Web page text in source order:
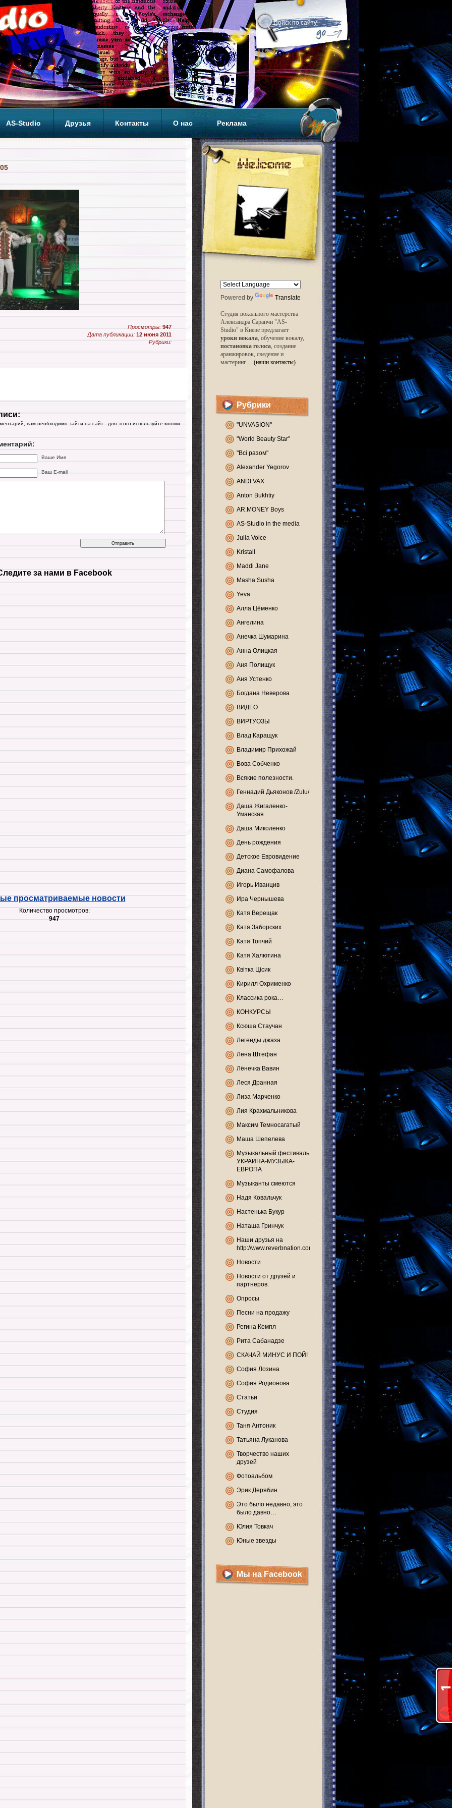
AS-Studio Друзья Контакты О нас Реклама
Просмотры: 947
Дата публикации: 12 июня 2011
Рубрики:
вам необходимо зайти на сайт - для этого используйте кнопки
Ваше Имя
Ваш E-mail
за нами в Facebook
просматриваемые новости
Количество просмотров:
947
Powered by Translate
Студия вокального мастерства
Александра Саранчи "AS-
Studio" в Киеве предлагает
уроки вокала, обучение вокалу,
постановка голоса, создание
аранжировок, сведение и
мастеринг ... (наши контакты)
Рубрики
"UNVASION"
"World Beauty Star"
"Всі разом"
Alexander Yegorov
ANDI VAX
Anton Bukhtiy
AR.MONEY Boys
AS-Studio in the media
Julia Voice
Kristall
Maddi Jane
Masha Susha
Yeva
Алла Цёменко
Ангелина
Анечка Шумарина
Анна Олицкая
Аня Полищук
Аня Устенко
Богдана Неверова
ВИДЕО
ВИРТУОЗЫ
Влад Каращук
Владимир Прихожай
Вова Собченко
Всякие полезности.
Геннадий Дьяконов /Zulu/
Даша Жигаленко-
Уманская
Даша Миколенко
День рождения
Детское Евровидение
Диана Самофалова
Игорь Иванцив
Ира Чернышева
Катя Верещак
Катя Заборских
Катя Топчий
Катя Халютина
Квітка Цісик
Кирилл Охрименко
Классика рока…
КОНКУРСЫ
Ксюша Стаучан
Легенды джаза
Лена Штефан
Лёнечка Вавин
Леся Дранная
Лиза Марченко
Лия Крахмальникова
Максим Темносагатый
Маша Шепелева
Музыкальный фестиваль
УКРАИНА-МУЗЫКА-
ЕВРОПА
Музыканты смеются
Надя Ковальчук
Настенька Букур
Наташа Гринчук
Наши друзья на
http://www.reverbnation.com
Новости
Новости от друзей и
партнеров.
Опросы
Песни на продажу
Регина Кемпл
Рита Сабанадзе
СКАЧАЙ МИНУС И ПОЙ!
София Лозина
София Родионова
Статьи
Студия
Таня Антоник
Татьяна Луканова
Творчество наших
друзей
Фотоальбом
Эрик Дерябин
Это было недавно, это
было давно…
Юлия Товкач
Юные звезды
Мы на Facebook